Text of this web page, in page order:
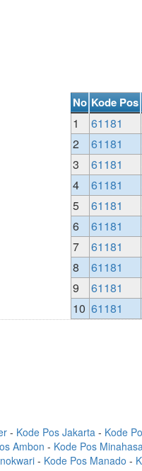
No Kode Pos
1 61181
2
61181
3
61181
4
61181
5
61181
6
61181
7
61181
8
61181
9
61181
10 61181
- Kode Pos Jakarta - Kode
Ambon - Kode Pos
- Kode Pos Manado -